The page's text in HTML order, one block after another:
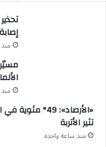
إصابة
تثير الأتربة
منذ ساعة واحدة